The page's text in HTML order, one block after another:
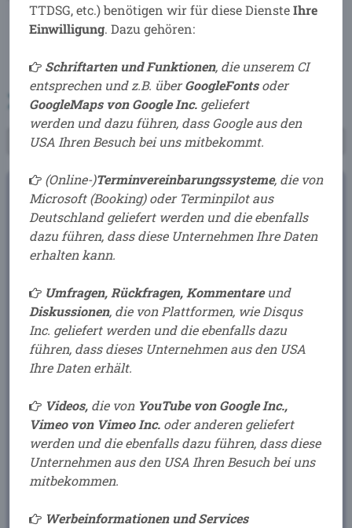
100% EMPFEHLUNGEN
Mehr Infos
B .i N BusinessCoaching +Consulting
Inh. Jens Wiemeyer
Ob. Krankenhausweg 11
Fon: +49 (9153) 9700575
Fax: +49 (9153) 9700579
E-Mail: info<at>b-in.de
zum Anfahrtsplan...
TTDSG, etc.) benötigen wir für diese DiensteIhre
Einwilligung. Dazu gehören:
Schriftarten und Funktionen, die unserem CI
entsprechen und z.B. überGoogleFontsoder
GoogleMaps von Google Inc. geliefert
werden und dazu führen, dass Google aus den
USA Ihren Besuch bei uns mitbekommt.
(Online-)Terminvereinbarungssysteme, die von
Microsoft (Booking) oder Terminpilot aus
Deutschland geliefert werden und die ebenfalls
dazu führen, dass diese Unternehmen Ihre Daten
erhalten kann.
Umfragen, Rückfragen, Kommentareund
Diskussionen, die von Plattformen, wie Disqus
Inc. geliefert werden und die ebenfalls dazu
führen, dass dieses Unternehmen aus den USA
Ihre Daten erhält.
Videos, die von YouTube von Google Inc.,
Vimeo von Vimeo Inc. oder anderen geliefert
werden unddie ebenfalls dazu führen, dass diese
Unternehmen aus den USA Ihren Besuch bei uns
mitbekommen.
Werbeinformationen und Services